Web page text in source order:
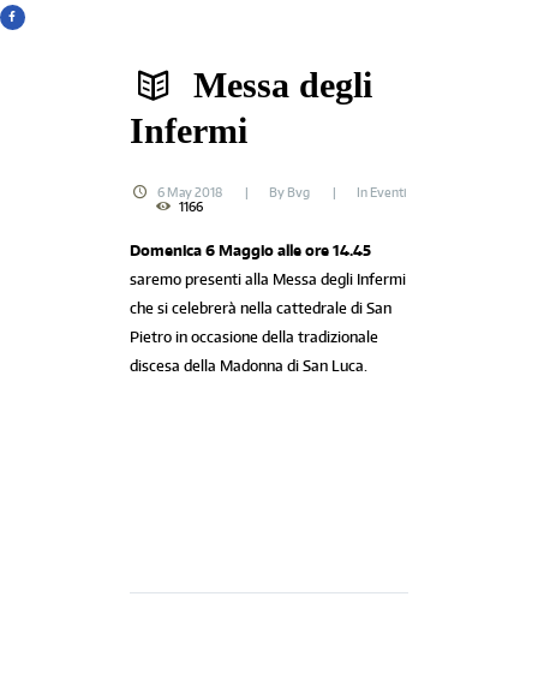
Messa degli
Infermi
6 May 2018 By Bvg In Eventi
1166
Domenica 6 Maggio alle ore 14.45
saremo presenti alla Messa degli Infermi
che si celebrerà nella cattedrale di San
Pietro in occasione della tradizionale
discesa della Madonna di San Luca.